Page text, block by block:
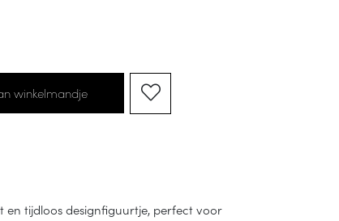
winkelmandje
en tijdloos designfiguurtje, perfect voor